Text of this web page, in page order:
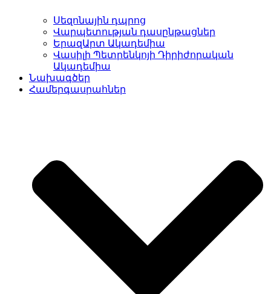
Սեզոնային դպրոց
Վարպետության դասընթացներ
ԵրազԱրտ Ակադեմիա
Վասիլի Պետրենկոյի Դիրիժորական
Ակադեմիա
Նախագծեր
Համերգասրահներ